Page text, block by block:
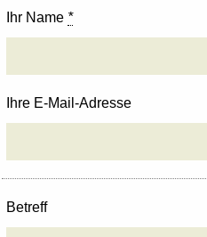
Ihr Name *
Ihre E-Mail-Adresse
Betreff